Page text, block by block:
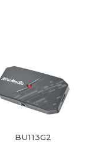
BU113G2